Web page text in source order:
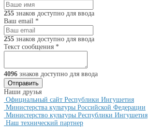
255 знаков доступно для ввода
Ваш email *
255 знаков доступно для ввода
Текст сообщения *
4096 знаков доступно для ввода
Наши друзья
Официальный сайт Республики Ингушетия
Министерства культуры Российской Федерации
Министерство культуры Республики Ингушетия
Наш технический партнер